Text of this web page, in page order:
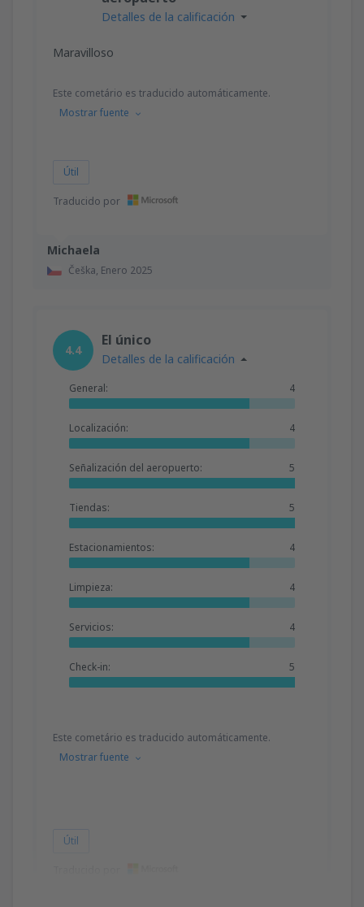
Michaela
Češka, Enero 2025
Detalles de la calificación
Maravilloso
Este cometário es traducido automáticamente.
Mostrar fuente
Útil
Traducido por
4.4
El único
Detalles de la calificación
General: 4
Localización: 4
Señalización del aeropuerto: 5
Tiendas: 5
Estacionamientos: 4
Limpieza: 4
Servicios: 4
Check-in: 5
Este cometário es traducido automáticamente.
Mostrar fuente
Útil